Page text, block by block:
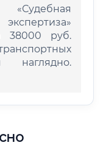
38000 руб.
наглядно.